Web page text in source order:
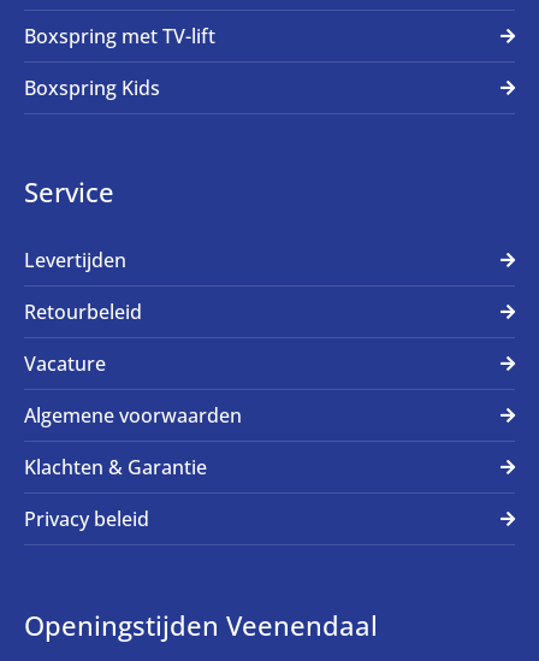
Boxspring met TV-lift
Boxspring Kids
Service
Levertijden
Retourbeleid
Vacature
Algemene voorwaarden
Klachten & Garantie
Privacy beleid
Openingstijden Veenendaal